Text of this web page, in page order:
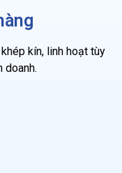
kín, linh hoạt tùy
doanh.